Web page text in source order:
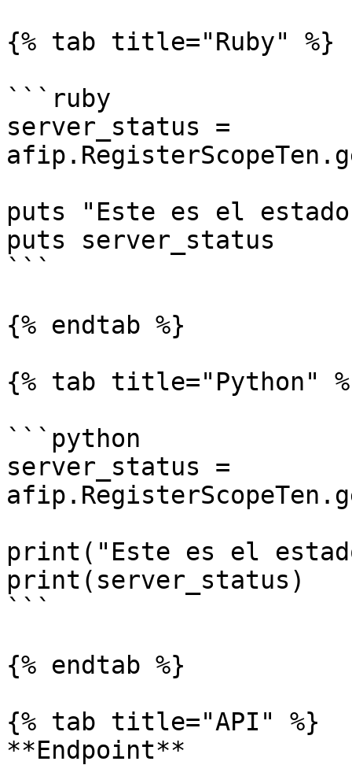
{% tab title="Ruby" %}
```ruby
server_status =
puts "Este es el
puts server_status
```
{% endtab %}
{% tab title="Python"
```python
server_status =
print("Este es el
print(server_status)
```
{% endtab %}
{% tab title="API" %}
**Endpoint**